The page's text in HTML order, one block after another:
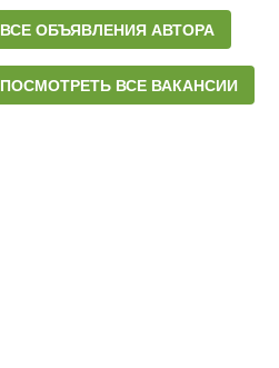
ВСЕ ОБЪЯВЛЕНИЯ АВТОРА
ПОСМОТРЕТЬ ВСЕ ВАКАНСИИ